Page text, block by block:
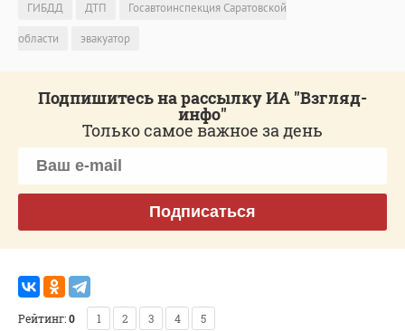
ГИБДД ДТП
Госавтоинспекция Саратовской
области
эвакуатор
Подпишитесь на рассылку ИА "Взгляд-
инфо"
Только самое важное за день
Подписаться
Рейтинг:0 1 2 3 4 5